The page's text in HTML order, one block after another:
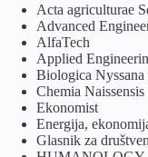
Acta agriculturae
Advanced
AlfaTech
Applied
Biologica
Chemia Naissensis
Ekonomist
Energija,
Glasnik za